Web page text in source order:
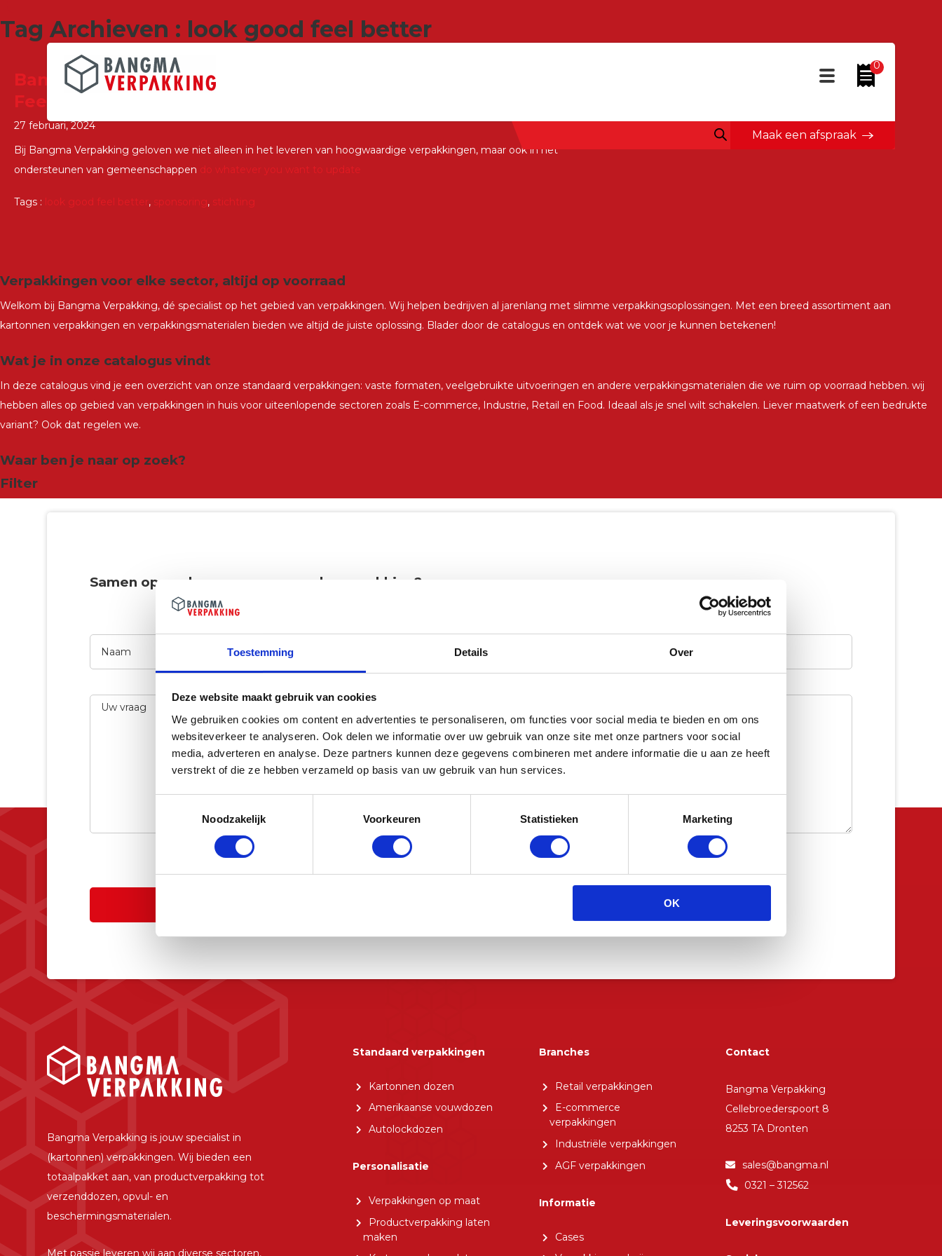
Toestemming Details Over
Deze website maakt gebruik van cookies
We gebruiken cookies om content en advertenties te personaliseren, om functies voor social media te bieden en om ons
websiteverkeer te analyseren. Ook delen we informatie over uw gebruik van onze site met onze partners voor social
media, adverteren en analyse. Deze partners kunnen deze gegevens combineren met andere informatie die u aan ze heeft
verstrekt of die ze hebben verzameld op basis van uw gebruik van hun services.
Noodzakelijk
Voorkeuren Statistieken Marketing
OK
0
Maak een afspraak
Tag Archieven : look good feel better
Bangma Verpakking sponsort dozen voor Stichting Look Good
Feel Better
27 februari, 2024
Bij Bangma Verpakking geloven we niet alleen in het leveren van hoogwaardige verpakkingen, maar ook in het
ondersteunen van gemeenschappen do whatever you want to update
Tags : look good feel better, sponsoring, stichting
Verpakkingen voor elke sector, altijd op voorraad
Welkom bij Bangma Verpakking, dé specialist op het gebied van verpakkingen. Wij helpen bedrijven al jarenlang met slimme verpakkingsoplossingen. Met een breed assortiment aan
kartonnen verpakkingen en verpakkingsmaterialen bieden we altijd de juiste oplossing. Blader door de catalogus en ontdek wat we voor je kunnen betekenen!
Wat je in onze catalogus vindt
In deze catalogus vind je een overzicht van onze standaard verpakkingen: vaste formaten, veelgebruikte uitvoeringen en andere verpakkingsmaterialen die we ruim op voorraad hebben. wij
hebben alles op gebied van verpakkingen in huis voor uiteenlopende sectoren zoals E-commerce, Industrie, Retail en Food. Ideaal als je snel wilt schakelen. Liever maatwerk of een bedrukte
variant? Ook dat regelen we.
Waar ben je naar op zoek?
Filter
Samen op zoek naar een passende verpakking?
Wij willen graag vrijblijvend naar de beste oplossing zoeken.
Naam Bedrijfsnaam E-
mailadres
Telefoon
Uw
vraag
Bangma Verpakking is jouw specialist in
(kartonnen) verpakkingen. Wij bieden een
totaalpakket aan, van productverpakking tot
verzenddozen, opvul- en
beschermingsmaterialen.
Met passie leveren wij aan diverse sectoren,
Standaard verpakkingen
Kartonnen dozen
Amerikaanse vouwdozen
Autolockdozen
Personalisatie
Verpakkingen op maat
Productverpakking laten
maken
Branches
Retail verpakkingen
E-commerce
verpakkingen
Industriële verpakkingen
AGF verpakkingen
Informatie
Cases
Contact
Bangma Verpakking
Cellebroederspoort 8
8253 TA Dronten
sales@bangma.nl
0321 – 312562
Leveringsvoorwaarden